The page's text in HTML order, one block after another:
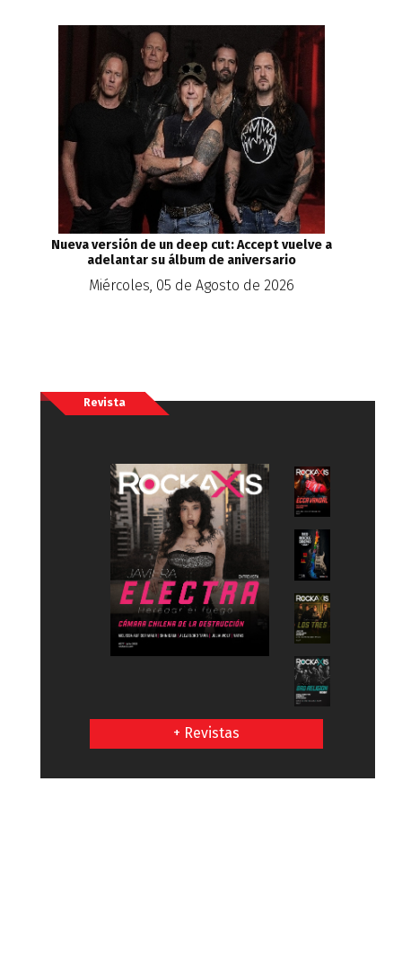
Nueva versión de un deep cut: Accept vuelve a
adelantar su álbum de aniversario
Miércoles, 05 de Agosto de 2026
Revista
+ Revistas